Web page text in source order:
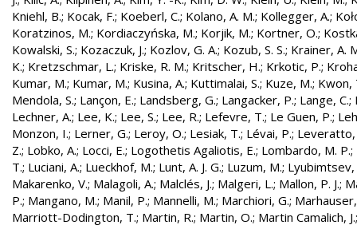
Kniehl, B.; Kocak, F.; Koeberl, C.; Kolano, A. M.; Kollegger, A.;
Koratzinos, M.; Kordiaczyńska, M.; Korjik, M.; Kortner, O.;
Kowalski, S.; Kozaczuk, J.; Kozlov, G. A.; Kozub, S. S.; Krainer, A.
K.; Kretzschmar, L.; Kriske, R. M.; Kritscher, H.; Krkotic, P.;
Kumar, M.; Kumar, M.; Kusina, A.; Kuttimalai, S.; Kuze, M.; Kwon,
Mendola, S.; Lançon, E.; Landsberg, G.; Langacker, P.; Lange, C.;
Lechner, A.; Lee, K.; Lee, S.; Lee, R.; Lefevre, T.; Le Guen, P.;
Monzon, I.; Lerner, G.; Leroy, O.; Lesiak, T.; Lévai, P.; Leveratto,
Z.; Lobko, A.; Locci, E.; Logothetis Agaliotis, E.; Lombardo, M. P.;
T.; Luciani, A.; Lueckhof, M.; Lunt, A. J. G.; Luzum, M.; Lyubimtsev,
Makarenko, V.; Malagoli, A.; Malclés, J.; Malgeri, L.; Mallon, P. J.;
P.; Mangano, M.; Manil, P.; Mannelli, M.; Marchiori, G.;
Marriott-Dodington, T.; Martin, R.; Martin, O.; Martin Camalich, J.